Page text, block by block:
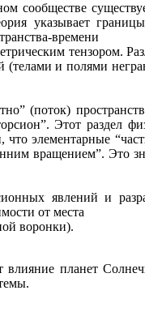
указывает
времени
тензором.
(телами и полями
(поток)
Этот
элементарные
вращением”. Это
явлений и
от места
воронки).
планет